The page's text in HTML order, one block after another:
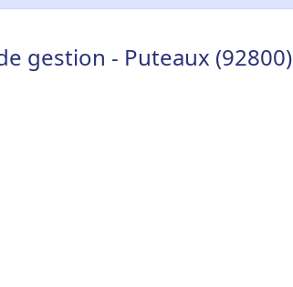
gestion - Puteaux (92800)